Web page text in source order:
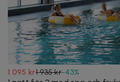
1 095 kr1 935 kr-43%